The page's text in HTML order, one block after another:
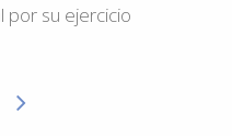
por su ejercicio